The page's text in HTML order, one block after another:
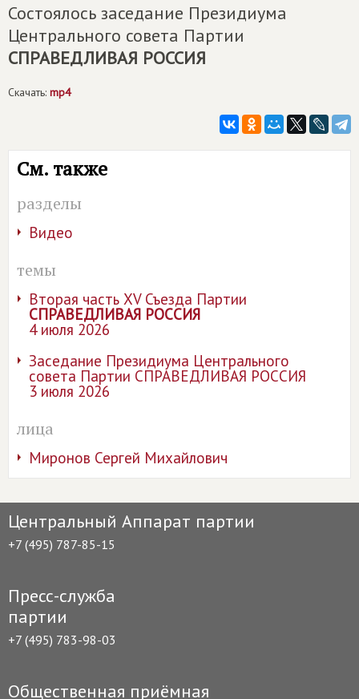
Состоялось заседание Президиума
Центрального совета Партии
СПРАВЕДЛИВАЯ РОССИЯ
Скачать: mp4
См. также
разделы
Видео
темы
Вторая часть XV Съезда Партии
СПРАВЕДЛИВАЯ РОССИЯ
4 июля 2026
Заседание Президиума Центрального
совета Партии СПРАВЕДЛИВАЯ РОССИЯ
3 июля 2026
лица
Миронов Сергей Михайлович
Центральный Аппарат партии
+7 (495) 787-85-15
Пресс-служба
партии
+7 (495) 783-98-03
Общественная приёмная